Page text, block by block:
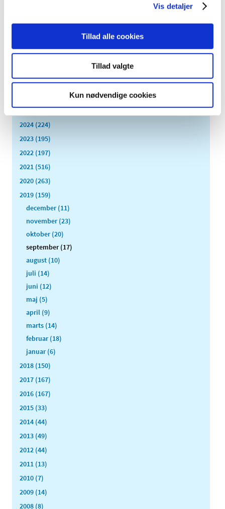
Vis detaljer
Tillad alle cookies
Tillad valgte
Kun nødvendige cookies
TID
2025 (158)
2024 (224)
2023 (195)
2022 (197)
2021 (516)
2020 (263)
2019 (159)
december (11)
november (23)
oktober (20)
september (17)
august (10)
juli (14)
juni (12)
maj (5)
april (9)
marts (14)
februar (18)
januar (6)
2018 (150)
2017 (167)
2016 (167)
2015 (33)
2014 (44)
2013 (49)
2012 (44)
2011 (13)
2010 (7)
2009 (14)
2008 (8)